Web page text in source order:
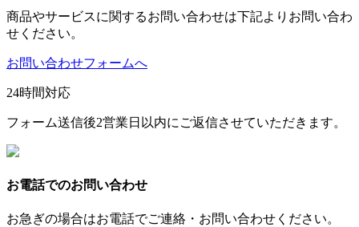
商品やサービスに関するお問い合わせは下記よりお問い合わ
せください。
お問い合わせフォームへ
24時間対応
フォーム送信後2営業日以内にご返信させていただきます。
お電話でのお問い合わせ
お急ぎの場合はお電話でご連絡・お問い合わせください。